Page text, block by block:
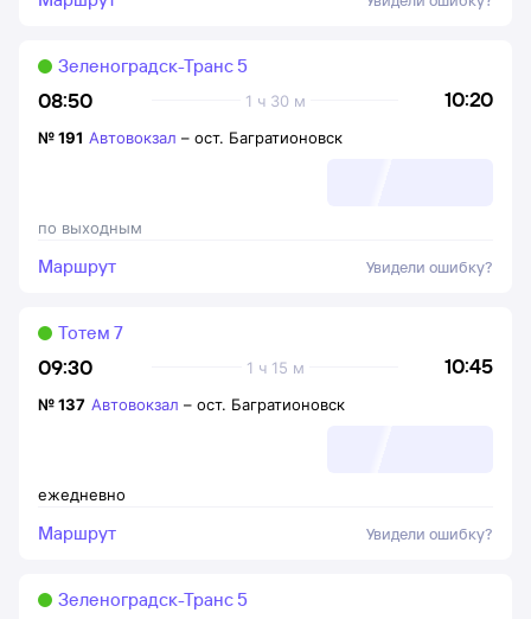
08:50 10:20
1 ч 30 м
Зеленоградск-Транс 5
по выходным
№191 Автовокзал – ост. Багратионовск
Маршрут Увидели ошибку?
09:30 10:45
1 ч 15 м
Тотем 7
ежедневно
№137 Автовокзал – ост. Багратионовск
Маршрут Увидели ошибку?
Зеленоградск-Транс 5